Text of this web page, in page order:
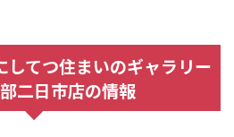
してつ住まいのギャラリー
二日市店の情報